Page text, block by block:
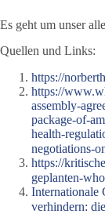
Es geht um unser
Quellen und Links:
https://
https://
assembly-
package-of-
health-
negotiations-
https://
geplanten-
Internationale
verhindern: